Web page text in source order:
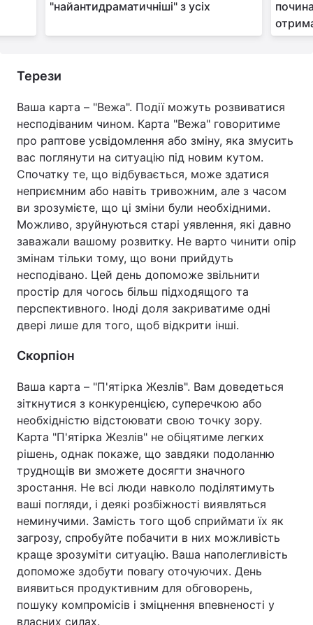
"найантидраматичніші" з усіх
Терези
Ваша карта – "Вежа". Події можуть розвиватися
несподіваним чином. Карта "Вежа" говоритиме
про раптове усвідомлення або зміну, яка змусить
вас поглянути на ситуацію під новим кутом.
Спочатку те, що відбувається, може здатися
неприємним або навіть тривожним, але з часом
ви зрозумієте, що ці зміни були необхідними.
Можливо, зруйнуються старі уявлення, які давно
заважали вашому розвитку. Не варто чинити опір
змінам тільки тому, що вони прийдуть
несподівано. Цей день допоможе звільнити
простір для чогось більш підходящого та
перспективного. Іноді доля закриватиме одні
двері лише для того, щоб відкрити інші.
Скорпіон
Ваша карта – "П'ятірка Жезлів". Вам доведеться
зіткнутися з конкуренцією, суперечкою або
необхідністю відстоювати свою точку зору.
Карта "П'ятірка Жезлів" не обіцятиме легких
рішень, однак покаже, що завдяки подоланню
труднощів ви зможете досягти значного
зростання. Не всі люди навколо поділятимуть
ваші погляди, і деякі розбіжності виявляться
неминучими. Замість того щоб сприймати їх як
загрозу, спробуйте побачити в них можливість
краще зрозуміти ситуацію. Ваша наполегливість
допоможе здобути повагу оточуючих. День
виявиться продуктивним для обговорень,
пошуку компромісів і зміцнення впевненості у
власних силах.